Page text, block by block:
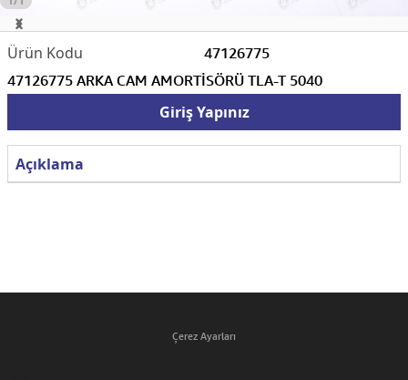
47126775
47126775 ARKA CAM AMORTİSÖRÜ TLA-T 5040
Giriş Yapınız
Açıklama
Çerez Ayarları